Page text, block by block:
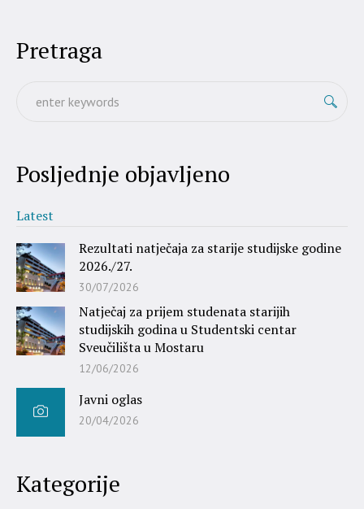
Pretraga
Posljednje objavljeno
Latest
Rezultati natječaja za starije studijske godine
2026./27.
30/07/2026
Natječaj za prijem studenata starijih
studijskih godina u Studentski centar
Sveučilišta u Mostaru
12/06/2026
Javni oglas
20/04/2026
Kategorije